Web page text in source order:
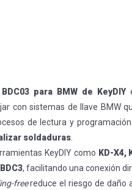
para BMW de KeyDIY
con sistemas de llave BMW
de lectura y programación
soldaduras
KeyDIY como KD-X4,
, facilitando una conexión
freereduce el riesgo de daño